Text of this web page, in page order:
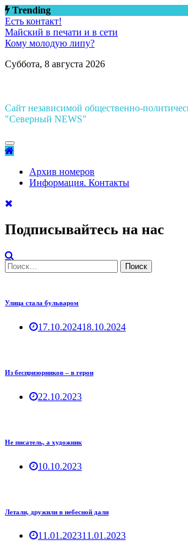
Перейти
к
содержимому
Trending
Есть контакт!
Майский в печати и в сети
Кому молодую липу?
Суббота, 8 августа 2026
Сайт независимой общественно-
"Северный NEWS"
Архив номеров
Информация. Контакты
Подписывайтесь на нас
Найти:
Улица стала бульваром
17.10.202418.10.2024
Из беспризорников – в герои
22.10.2023
Не писатель, а художник
10.10.2023
Летали, дружили в небесной дали
11.01.202311.01.2023